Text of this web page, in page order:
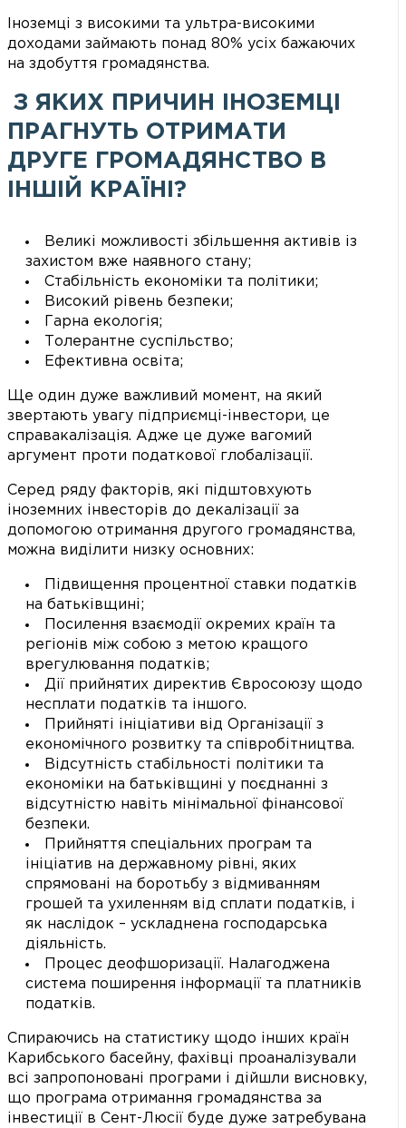
Іноземці з високими та ультра-високими
доходами займають понад 80% усіх бажаючих
на здобуття громадянства.
З ЯКИХ ПРИЧИН ІНОЗЕМЦІ
ПРАГНУТЬ ОТРИМАТИ
ДРУГЕ ГРОМАДЯНСТВО В
ІНШІЙ КРАЇНІ?
Великі можливості збільшення активів із
захистом вже наявного стану;
Стабільність економіки та політики;
Високий рівень безпеки;
Гарна екологія;
Толерантне суспільство;
Ефективна освіта;
Ще один дуже важливий момент, на який
звертають увагу підприємці-інвестори, це
справакалізація. Адже це дуже вагомий
аргумент проти податкової глобалізації.
Серед ряду факторів, які підштовхують
іноземних інвесторів до декалізації за
допомогою отримання другого громадянства,
можна виділити низку основних:
Підвищення процентної ставки податків
на батьківщині;
Посилення взаємодії окремих країн та
регіонів між собою з метою кращого
врегулювання податків;
Дії прийнятих директив Євросоюзу щодо
несплати податків та іншого.
Прийняті ініціативи від Організації з
економічного розвитку та співробітництва.
Відсутність стабільності політики та
економіки на батьківщині у поєднанні з
відсутністю навіть мінімальної фінансової
безпеки.
Прийняття спеціальних програм та
ініціатив на державному рівні, яких
спрямовані на боротьбу з відмиванням
грошей та ухиленням від сплати податків, і
як наслідок – ускладнена господарська
діяльність.
Процес деофшоризації. Налагоджена
система поширення інформації та платників
податків.
Спираючись на статистику щодо інших країн
Карибського басейну, фахівці проаналізували
всі запропоновані програми і дійшли висновку,
що програма отримання громадянства за
інвестиції в Сент-Люсії буде дуже затребувана